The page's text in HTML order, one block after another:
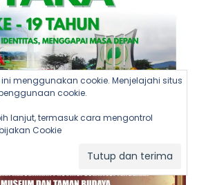
ini menggunakan cookie. Menjelajahi situs
cookie.
lanjut, termasuk cara mengontrol
Cookie